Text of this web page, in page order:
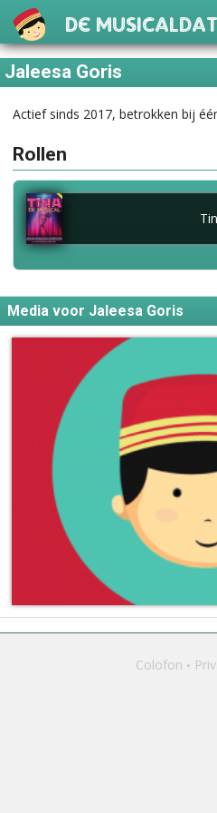
De
Jaleesa Goris
Actief sinds 2017, betrokken bij
Rollen
Media voor Jaleesa Goris
Colofon